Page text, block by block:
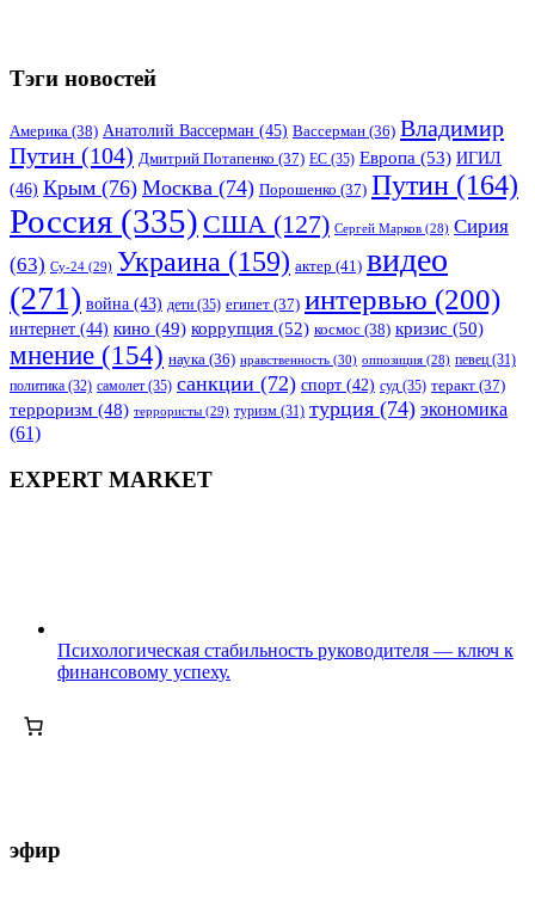
Тэги новостей
Америка (38) Анатолий Вассерман (45) Вассерман (36) Владимир
Путин (104) Дмитрий Потапенко (37) ЕС (35) Европа (53) ИГИЛ
(46) Крым (76) Москва (74) Порошенко (37) Путин (164)
Россия (335) США (127) Сергей Марков (28) Сирия
(63) Су-24 (29) Украина (159) актер (41) видео
(271) война (43) дети (35) египет (37) интервью (200)
интернет (44) кино (49) коррупция (52) космос (38) кризис (50)
мнение (154) наука (36) нравственность (30) оппозиция (28) певец (31)
политика (32) самолет (35) санкции (72) спорт (42) суд (35) теракт (37)
терроризм (48) террористы (29) туризм (31) турция (74) экономика
(61)
EXPERT MARKET
Психологическая стабильность руководителя — ключ к
финансовому успеху.
эфир